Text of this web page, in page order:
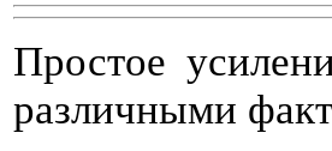
Простое
различными